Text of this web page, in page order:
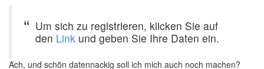
Um sich zu registrieren, klicken Sie auf
den Link und geben Sie Ihre Daten ein.
Ach, und schön datennackig soll ich mich auch noch machen?